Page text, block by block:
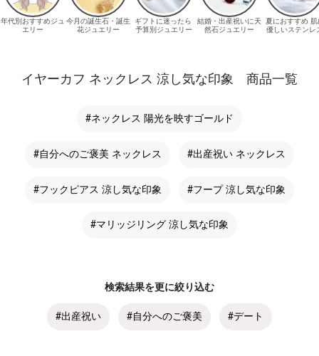
イヤーカフ ネックレス 涼し気な印象 商品一覧
#ネックレス 陽光を映すゴールド
#自分へのご褒美 ネックレス #出産祝い ネックレス
#フックピアス 涼し気な印象 #フープ 涼し気な印象
#マリッジリング 涼し気な印象
検索結果を更に絞り込む
#出産祝い #自分へのご褒美 #デート